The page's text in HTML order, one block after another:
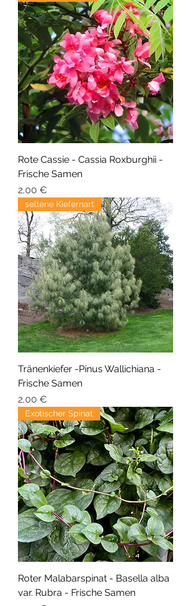
Rote Cassie - Cassia Roxburghii -
Frische Samen
Precio
2,00 €
seltene Kiefernart
Tränenkiefer -Pinus Wallichiana -
Frische Samen
Precio
2,00 €
Exotischer Spinat
Roter Malabarspinat - Basella alba
var. Rubra - Frische Samen